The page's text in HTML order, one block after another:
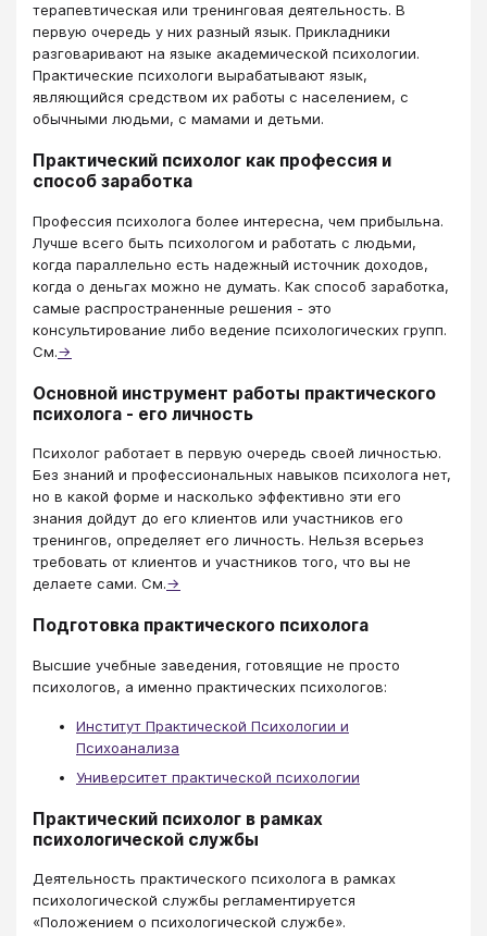
терапевтическая или тренинговая деятельность. В
первую очередь у них разный язык. Прикладники
разговаривают на языке академической психологии.
Практические психологи вырабатывают язык,
являющийся средством их работы с населением, с
обычными людьми, с мамами и детьми.
Практический психолог как профессия и
способ заработка
Профессия психолога более интересна, чем прибыльна.
Лучше всего быть психологом и работать с людьми,
когда параллельно есть надежный источник доходов,
когда о деньгах можно не думать. Как способ заработка,
самые распространенные решения - это
консультирование либо ведение психологических групп.
См.→
Основной инструмент работы практического
психолога - его личность
Психолог работает в первую очередь своей личностью.
Без знаний и профессиональных навыков психолога нет,
но в какой форме и насколько эффективно эти его
знания дойдут до его клиентов или участников его
тренингов, определяет его личность. Нельзя всерьез
требовать от клиентов и участников того, что вы не
делаете сами. См.→
Подготовка практического психолога
Высшие учебные заведения, готовящие не просто
психологов, а именно практических психологов:
Институт Практической Психологии и
Психоанализа
Университет практической психологии
Практический психолог в рамках
психологической службы
Деятельность практического психолога в рамках
психологической службы регламентируется
«Положением о психологической службе».